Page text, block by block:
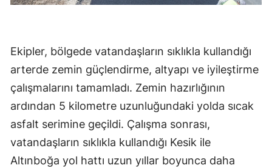
Ekipler, bölgede vatandaşların sıklıkla kullandığı
arterde zemin güçlendirme, altyapı ve iyileştirme
çalışmalarını tamamladı. Zemin hazırlığının
ardından 5 kilometre uzunluğundaki yolda sıcak
asfalt serimine geçildi. Çalışma sonrası,
vatandaşların sıklıkla kullandığı Kesik ile
Altınboğa yol hattı uzun yıllar boyunca daha